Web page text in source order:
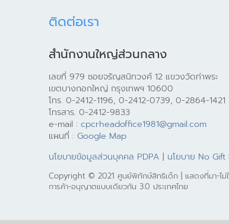
ติดต่อเรา
สำนักงานใหญ่ส่วนกลาง
เลขที่ 979 ซอยจรัญสนิทวงศ์ 12 แขวงวัดท่าพระ
เขตบางกอกใหญ่ กรุงเทพฯ 10600
โทร. 0-2412-1196, 0-2412-0739, 0-2864-1421
โทรสาร. 0-2412-9833
e-mail : cpcrheadoffice1981@gmail.com
แผนที่ : Google Map
นโยบายข้อมูลส่วนบุคคล PDPA | นโยบาย No Gift
Copyright © 2021 ศูนย์พิทักษ์สิทธิเด็ก | แสดงที่มา-ไม่
การค้า-อนุญาตแบบเดียวกัน 3.0 ประเทศไทย